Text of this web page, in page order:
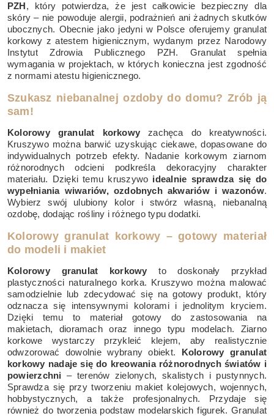
PZH , który potwierdza, że jest całkowicie bezpieczny dla
skóry – nie powoduje alergii, podrażnień ani żadnych skutków
ubocznych. Obecnie jako jedyni w Polsce oferujemy granulat
korkowy z atestem higienicznym, wydanym przez Narodowy
Instytut Zdrowia Publicznego PZH. Granulat spełnia
wymagania w projektach, w których konieczna jest zgodność
z normami atestu higienicznego.
Szukasz niebanalnej ozdoby do domu? Zrób ją
sam!
Kolorowy granulat korkowy zachęca do kreatywności.
Kruszywo można barwić uzyskując ciekawe, dopasowane do
indywidualnych potrzeb efekty. Nadanie korkowym ziarnom
różnorodnych odcieni podkreśla dekoracyjny charakter
materiału. Dzięki temu kruszywo idealnie sprawdza się do
wypełniania wiwariów, ozdobnych akwariów i wazonów.
Wybierz swój ulubiony kolor i stwórz własną, niebanalną
ozdobę, dodając rośliny i różnego typu dodatki.
Kolorowy granulat korkowy – gotowy materiał
do modeli i makiet
Kolorowy granulat korkowy to doskonały przykład
plastyczności naturalnego korka. Kruszywo można malować
samodzielnie lub zdecydować się na gotowy produkt, który
odznacza się intensywnymi kolorami i jednolitym kryciem.
Dzięki temu to materiał gotowy do zastosowania na
makietach, dioramach oraz innego typu modelach. Ziarno
korkowe wystarczy przykleić klejem, aby realistycznie
odwzorować dowolnie wybrany obiekt. Kolorowy granulat
korkowy nadaje się do kreowania różnorodnych światów i
powierzchni
– terenów zielonych, skalistych i pustynnych.
Sprawdza się przy tworzeniu makiet kolejowych, wojennych,
hobbystycznych, a także profesjonalnych. Przydaje się
również do tworzenia podstaw modelarskich figurek. Granulat